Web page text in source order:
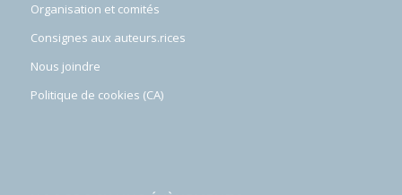
Organisation et comités
Consignes aux auteurs.rices
Nous joindre
Politique de cookies (CA)